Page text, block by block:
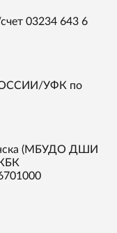
03234 643 6
УФК по
(МБУДО ДШИ